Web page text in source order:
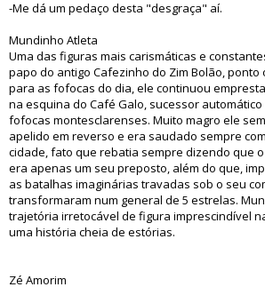
-Me dá um pedaço desta "desgraça" aí.
Mundinho Atleta
Uma das figuras mais carismáticas e
papo do antigo Cafezinho do Zim Bolão,
para as fofocas do dia, ele continuou
na esquina do Café Galo, sucessor
fofocas montesclarenses. Muito magro ele
apelido em reverso e era saudado sempre
cidade, fato que rebatia sempre dizendo que
era apenas um seu preposto, além do que,
as batalhas imaginárias travadas sob o seu
transformaram num general de 5 estrelas.
trajetória irretocável de figura imprescindível
uma história cheia de estórias.
Zé Amorim